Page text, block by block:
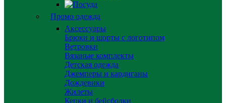
Промо одежда
Аксессуары
Брюки и шорты с логотипом
Ветровки
Вязаные комплекты
Детская одежда
Джемперы и кардиганы
Дождевики
Жилеты
Кепки и бейсболки